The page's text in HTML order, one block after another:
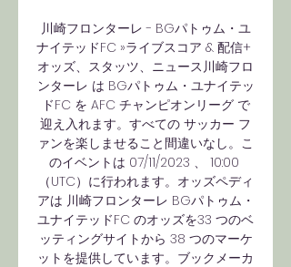
川崎フロンターレ - BGパトゥム・ユ
ナイテッドFC »ライブスコア & 配信+
オッズ、スタッツ、ニュース川崎フロ
ンターレ は BGパトゥム・ユナイテッ
ドFC を AFC チャンピオンリーグ で
迎え入れます。すべての サッカー フ
ァンを楽しませること間違いなし。こ
のイベントは 07/11/2023 、 10:00
（UTC）に行われます。オッズペディ
アは 川崎フロンターレ BGパトゥム・
ユナイテッドFC のオッズを33 つのベ
ッティングサイトから 38 つのマーケ
ットを提供しています。ブックメーカ